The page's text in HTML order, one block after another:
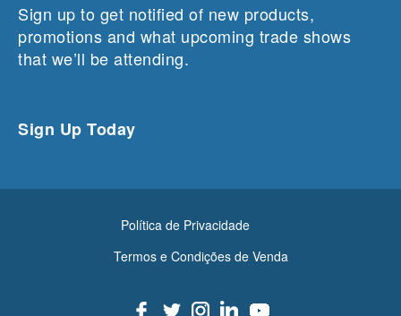
Sign up to get notified of new products,
promotions and what upcoming trade shows
that we’ll be attending.
Sign Up Today
Política de Privacidade
Termos e Condições de Venda